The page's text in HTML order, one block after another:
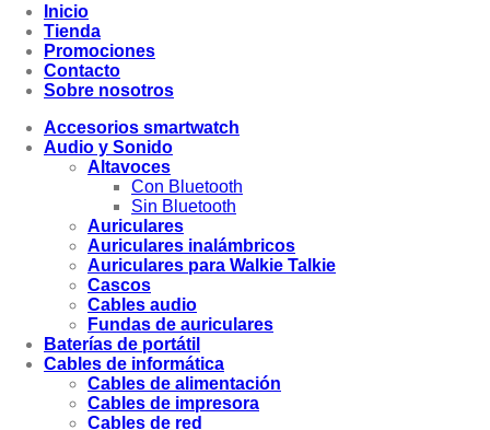
Inicio
Tienda
Promociones
Contacto
Sobre nosotros
Accesorios smartwatch
Audio y Sonido
Altavoces
Con Bluetooth
Sin Bluetooth
Auriculares
Auriculares inalámbricos
Auriculares para Walkie Talkie
Cascos
Cables audio
Fundas de auriculares
Baterías de portátil
Cables de informática
Cables de alimentación
Cables de impresora
Cables de red